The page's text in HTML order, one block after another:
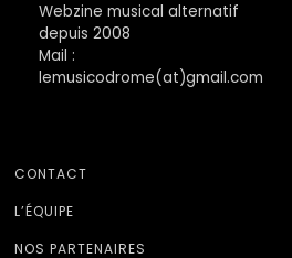
Webzine musical alternatif
depuis 2008
Mail :
lemusicodrome(at)gmail.com
CONTACT
L’ÉQUIPE
NOS PARTENAIRES